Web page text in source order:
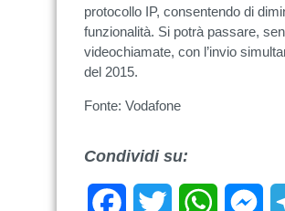
protocollo IP, consentendo di
funzionalità. Si potrà passare,
videochiamate, con l’invio
del 2015.
Fonte: Vodafone
Condividi su:
FacebookTwitter WhatsApp